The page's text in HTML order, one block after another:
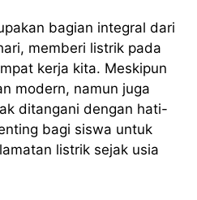
bagian integral dari
memberi listrik pada
kerja kita. Meskipun
modern, namun juga
ditangani dengan hati-
bagi siswa untuk
listrik sejak usia